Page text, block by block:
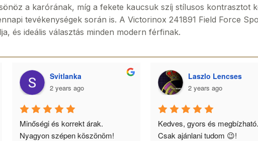
a karórának, míg a fekete kaucsuk szíj stílusos kontrasztot
tevékenységek során is. A Victorinox 241891 Field Force
és ideális választás minden modern férfinak.
Svitlanka
2 years ago
Minőségi és korrekt árak.
Nyagyon szépen köszönöm!
Laszlo Lencses
2 years ago
Kedves, gyors és megbízható.
Csak ajánlani tudom 😉!